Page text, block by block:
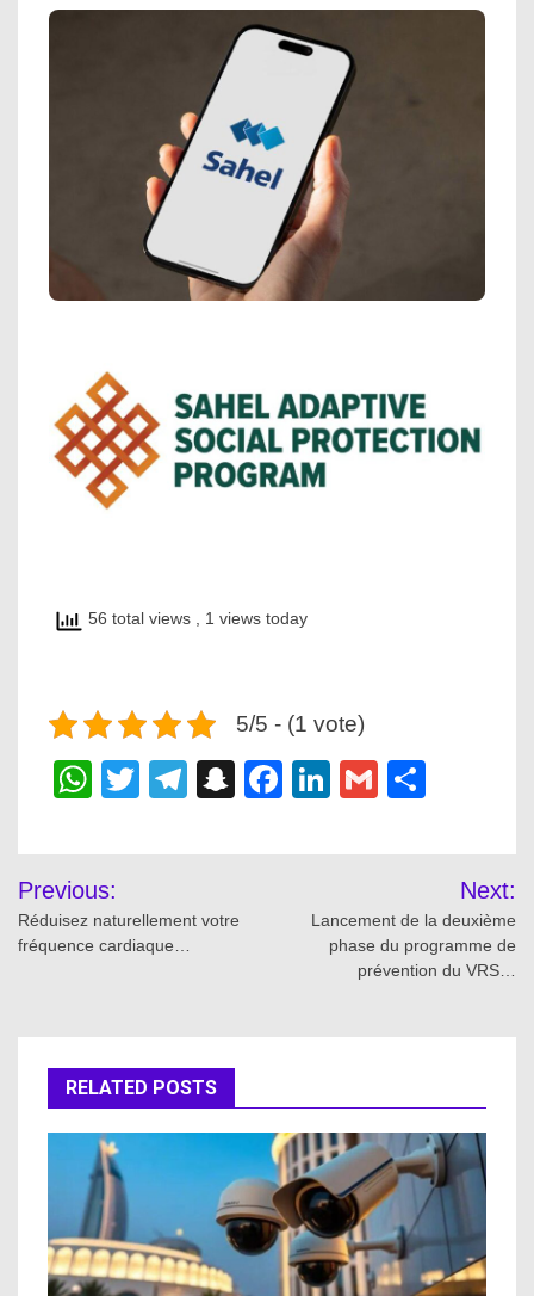
56 total views , 1 views today
5/5 - (1 vote)
WhatsApp
TwitterTelegram
Snapchat
Facebook
LinkedIn
Gmail
Post
navigation
Previous:
Réduisez naturellement votre
fréquence cardiaque…
Next:
Lancement de la deuxième
phase du programme de
prévention du VRS…
RELATED POSTS